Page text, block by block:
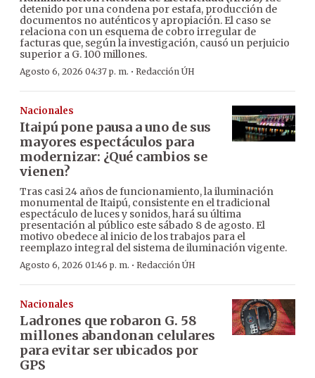
detenido por una condena por estafa, producción de
documentos no auténticos y apropiación. El caso se
relaciona con un esquema de cobro irregular de
facturas que, según la investigación, causó un perjuicio
superior a G. 100 millones.
Agosto 6, 2026 04:37 p. m. · Redacción ÚH
Nacionales
Itaipú pone pausa a uno de sus
mayores espectáculos para
modernizar: ¿Qué cambios se
vienen?
Tras casi 24 años de funcionamiento, la iluminación
monumental de Itaipú, consistente en el tradicional
espectáculo de luces y sonidos, hará su última
presentación al público este sábado 8 de agosto. El
motivo obedece al inicio de los trabajos para el
reemplazo integral del sistema de iluminación vigente.
Agosto 6, 2026 01:46 p. m. · Redacción ÚH
Nacionales
Ladrones que robaron G. 58
millones abandonan celulares
para evitar ser ubicados por
GPS